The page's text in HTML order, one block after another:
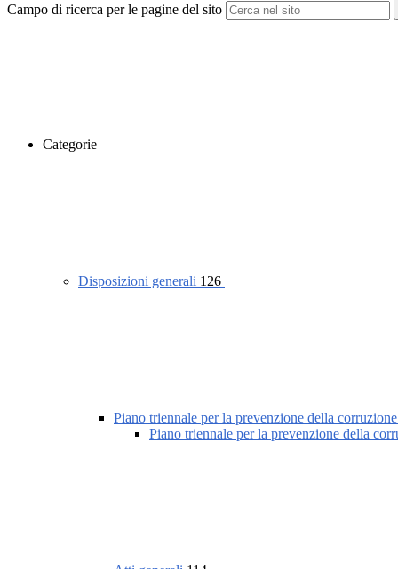
Campo di ricerca per le pagine del sito
Categorie
Disposizioni generali 126
Piano triennale per la prevenzione della
Piano triennale per la prevenzione della